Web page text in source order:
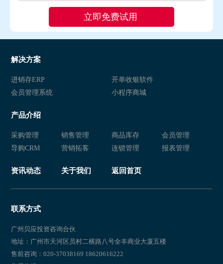
解决方案
进销存ERP
开单收银软件
会员管理系统
小程序商城
产品介绍
采购管理 销售管理 商品库存
会员管理
导购CRM
营销拓客 连锁管理 报表管理
资讯动态 关于我们 返回首页
联系方式
广州贝应投资咨询合伙
地址：广州市天河区员村二横路八号全丰商业大厦五楼
售前咨询：020-37038169 18620616222